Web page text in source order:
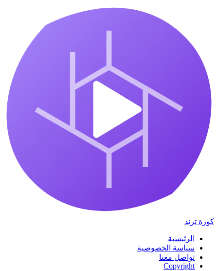
كورة ترند
الرئيسية
سياسة الخصوصية
تواصل معنا
Copyright